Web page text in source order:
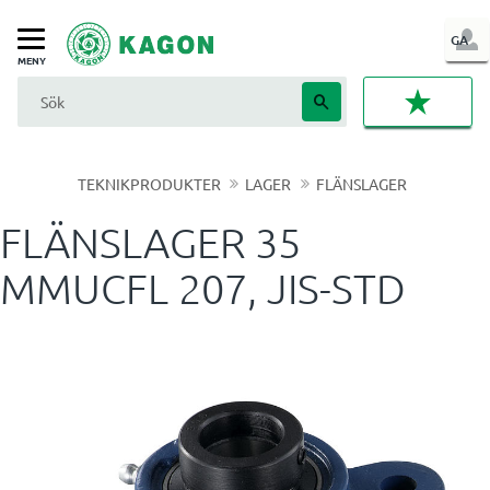
Meny
GA
IN
TEKNIKPRODUKTER LAGER FLÄNSLAGER
FLÄNSLAGER 35
MMUCFL 207, JIS-STD